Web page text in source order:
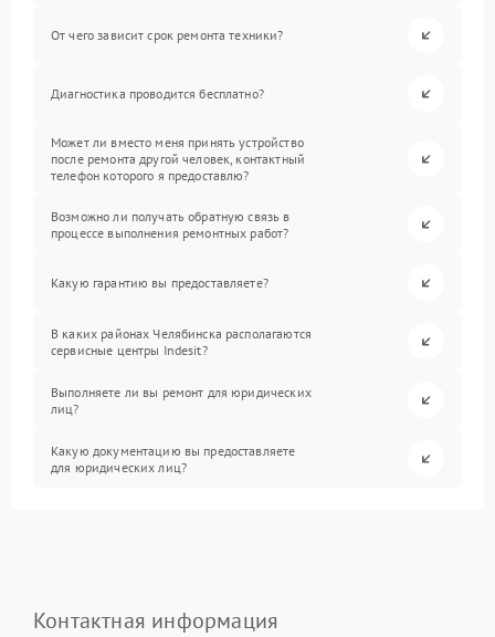
От чего зависит срок ремонта техники?
Диагностика проводится бесплатно?
Может ли вместо меня принять устройство
после ремонта другой человек, контактный
телефон которого я предоставлю?
Возможно ли получать обратную связь в
процессе выполнения ремонтных работ?
Какую гарантию вы предоставляете?
В каких районах Челябинска располагаются
сервисные центры Indesit?
Выполняете ли вы ремонт для юридических
лиц?
Какую документацию вы предоставляете
для юридических лиц?
Контактная информация